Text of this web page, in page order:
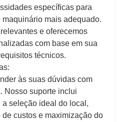
específicas para
mais adequado.
e oferecemos
com base em sua
técnicos.
às suas dúvidas com
Nosso suporte inclui
seleção ideal do local,
custos e maximização do